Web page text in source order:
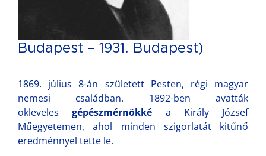
Budapest – 1931. Budapest)
1869. július 8-án született Pesten, régi magyar
nemesi családban. 1892-ben avatták
oklevelesgépészmérnökké a Király József
Műegyetemen, ahol minden szigorlatát kitűnő
eredménnyel tette le.